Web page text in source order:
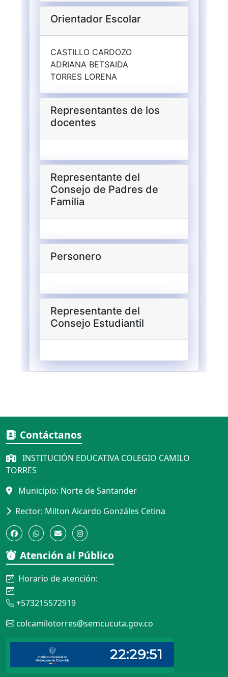
Contáctanos
INSTITUCIÓN EDUCATIVA COLEGIO CAMILO
TORRES
Municipio: Norte de Santander
Rector: Milton Aicardo Gonzáles Cetina
Atención al Público
Horario de atención:
+573215572919
colcamilotorres@semcucuta.gov.co